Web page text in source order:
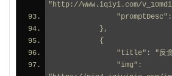
"http://www.iqiyi.com/
            },
            {